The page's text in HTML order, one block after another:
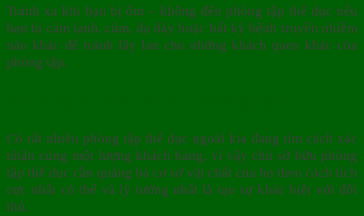
Tránh xa khi bạn bị ốm – không đến phòng tập thể dục nếu
bạn bị cảm lạnh, cúm, dạ dày hoặc bất kỳ bệnh truyền nhiễm
nào khác để tránh lây lan cho những khách quen khác của
phòng tập.
Có rất nhiều phòng tập thể dục ngoài kia đang tìm cách xác
nhận cùng một lượng khách hàng, vì vậy chủ sở hữu phòng
tập thể dục cần quảng bá cơ sở vật chất của họ theo cách tích
cực nhất có thể và lý tưởng nhất là tạo sự khác biệt với đối
thủ.